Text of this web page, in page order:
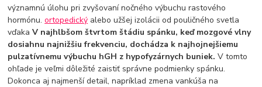
významnú úlohu pri zvyšovaní nočného výbuchu rastového
hormónu.ortopedický alebo užšej izolácii od pouličného svetla
vďakaV najhlbšom štvrtom štádiu spánku, keď mozgové vlny
dosiahnu najnižšiu frekvenciu, dochádza k najhojnejšiemu
pulzatívnemu výbuchu hGH z hypofyzárnych buniek.V tomto
ohľade je veľmi dôležité zaistiť správne podmienky spánku.
Dokonca aj najmenší detail, napríklad zmena vankúša na